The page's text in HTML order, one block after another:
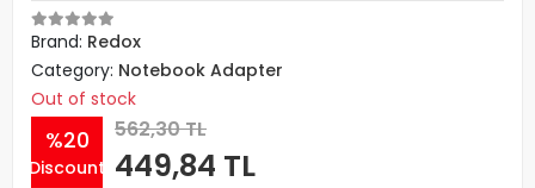
Brand: Redox
Category: Notebook Adapter
Out of stock
%20
Discount
562,30 TL
449,84 TL